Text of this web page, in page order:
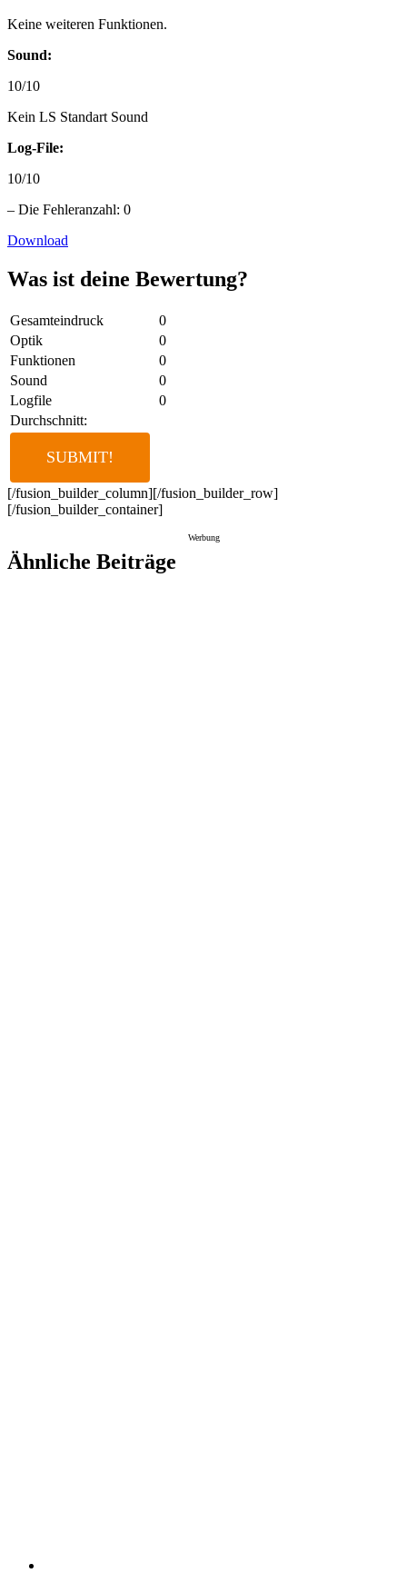
Keine weiteren Funktionen.
Sound:
10/10
Kein LS Standart Sound
Log-File:
10/10
– Die Fehleranzahl: 0
Download
Was ist deine Bewertung?
Gesamteindruck
0
Optik
0
Funktionen
0
Sound
0
Logfile
0
Durchschnitt:
[/fusion_builder_column][/fusion_builder_row]
[/fusion_builder_container]
Werbung
Ähnliche Beiträge